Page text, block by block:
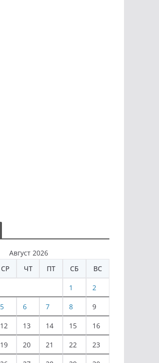
Август 2026
СР ЧТ ПТ СБ ВС
1 2
5 6 7 8 9
12 13 14 15 16
19 20 21 22 23